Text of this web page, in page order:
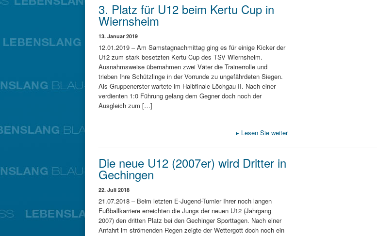
3. Platz für U12 beim Kertu Cup in
Wiernsheim
13. Januar 2019
12.01.2019 – Am Samstagnachmittag ging es für einige Kicker der
U12 zum stark besetzten Kertu Cup des TSV Wiernsheim.
Ausnahmsweise übernahmen zwei Väter die Trainerrolle und
trieben Ihre Schützlinge in der Vorrunde zu ungefährdeten Siegen.
Als Gruppenerster wartete im Halbfinale Löchgau II. Nach einer
verdienten 1:0 Führung gelang dem Gegner doch noch der
Ausgleich zum […]
▸ Lesen Sie weiter
Die neue U12 (2007er) wird Dritter in
Gechingen
22. Juli 2018
21.07.2018 – Beim letzten E-Jugend-Turnier Ihrer noch langen
Fußballkarriere erreichten die Jungs der neuen U12 (Jahrgang
2007) den dritten Platz bei den Gechinger Sporttagen. Nach einer
Anfahrt im strömenden Regen zeigte der Wettergott doch noch ein